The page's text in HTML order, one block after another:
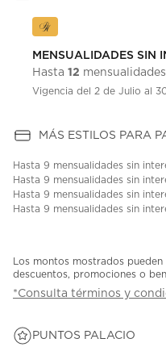
MENSUALIDADES SIN
Hasta 12
Vigencia del 2 de Julio al
MÁS ESTILOS PARA
Hasta 9 mensualidades sin
Hasta 9 mensualidades sin
Hasta 9 mensualidades sin
Hasta 9 mensualidades sin
Los montos mostrados
descuentos, promociones o
*Consulta términos y
PUNTOS PALACIO